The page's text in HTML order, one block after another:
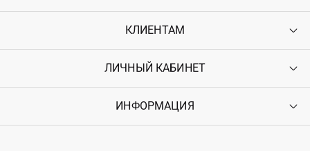
КЛИЕНТАМ
Контакты
Возврат
Гарантия
ЛИЧНЫЙ КАБИНЕТ
Войти
ИНФОРМАЦИЯ